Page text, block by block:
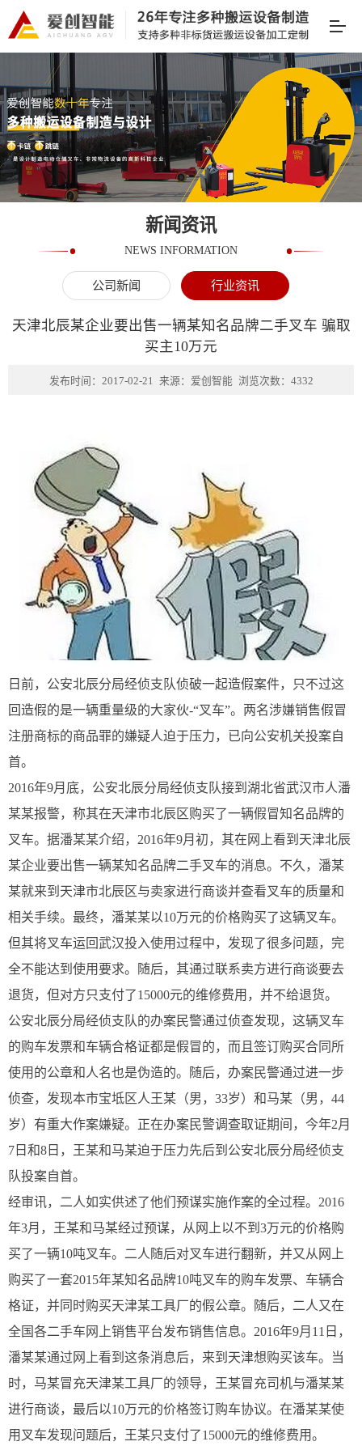
新闻资讯
NEWS INFORMATION
公司新闻 行业资讯
天津北辰某企业要出售一辆某知名品牌二手叉车 骗取
买主10万元
发布时间：2017-02-21 来源：爱创智能 浏览次数：4332
日前，公安北辰分局经侦支队侦破一起造假案件，只不过这
回造假的是一辆重量级的大家伙-“叉车”。两名涉嫌销售假冒
注册商标的商品罪的嫌疑人迫于压力，已向公安机关投案自
首。
2016年9月底，公安北辰分局经侦支队接到湖北省武汉市人潘
某某报警，称其在天津市北辰区购买了一辆假冒知名品牌的
叉车。据潘某某介绍，2016年9月初，其在网上看到天津北辰
某企业要出售一辆某知名品牌二手叉车的消息。不久，潘某
某就来到天津市北辰区与卖家进行商谈并查看叉车的质量和
相关手续。最终，潘某某以10万元的价格购买了这辆叉车。
但其将叉车运回武汉投入使用过程中，发现了很多问题，完
全不能达到使用要求。随后，其通过联系卖方进行商谈要去
退货，但对方只支付了15000元的维修费用，并不给退货。
公安北辰分局经侦支队的办案民警通过侦查发现，这辆叉车
的购车发票和车辆合格证都是假冒的，而且签订购买合同所
使用的公章和人名也是伪造的。随后，办案民警通过进一步
侦查，发现本市宝坻区人王某（男，33岁）和马某（男，44
岁）有重大作案嫌疑。正在办案民警调查取证期间，今年2月
7日和8日，王某和马某迫于压力先后到公安北辰分局经侦支
队投案自首。
经审讯，二人如实供述了他们预谋实施作案的全过程。2016
年3月，王某和马某经过预谋，从网上以不到3万元的价格购
买了一辆10吨叉车。二人随后对叉车进行翻新，并又从网上
购买了一套2015年某知名品牌10吨叉车的购车发票、车辆合
格证，并同时购买天津某工具厂的假公章。随后，二人又在
全国各二手车网上销售平台发布销售信息。2016年9月11日，
潘某某通过网上看到这条消息后，来到天津想购买该车。当
时，马某冒充天津某工具厂的领导，王某冒充司机与潘某某
进行商谈，最后以10万元的价格签订购车协议。在潘某某使
用叉车发现问题后，王某只支付了15000元的维修费用。